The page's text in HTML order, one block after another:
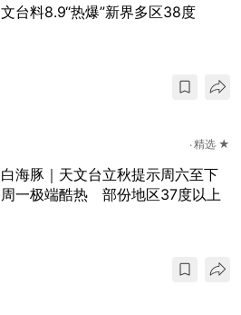
文台料8.9“热爆”新界多区38度
精选 ★
白海豚｜天文台立秋提示周六至下
周一极端酷热 部份地区37度以上